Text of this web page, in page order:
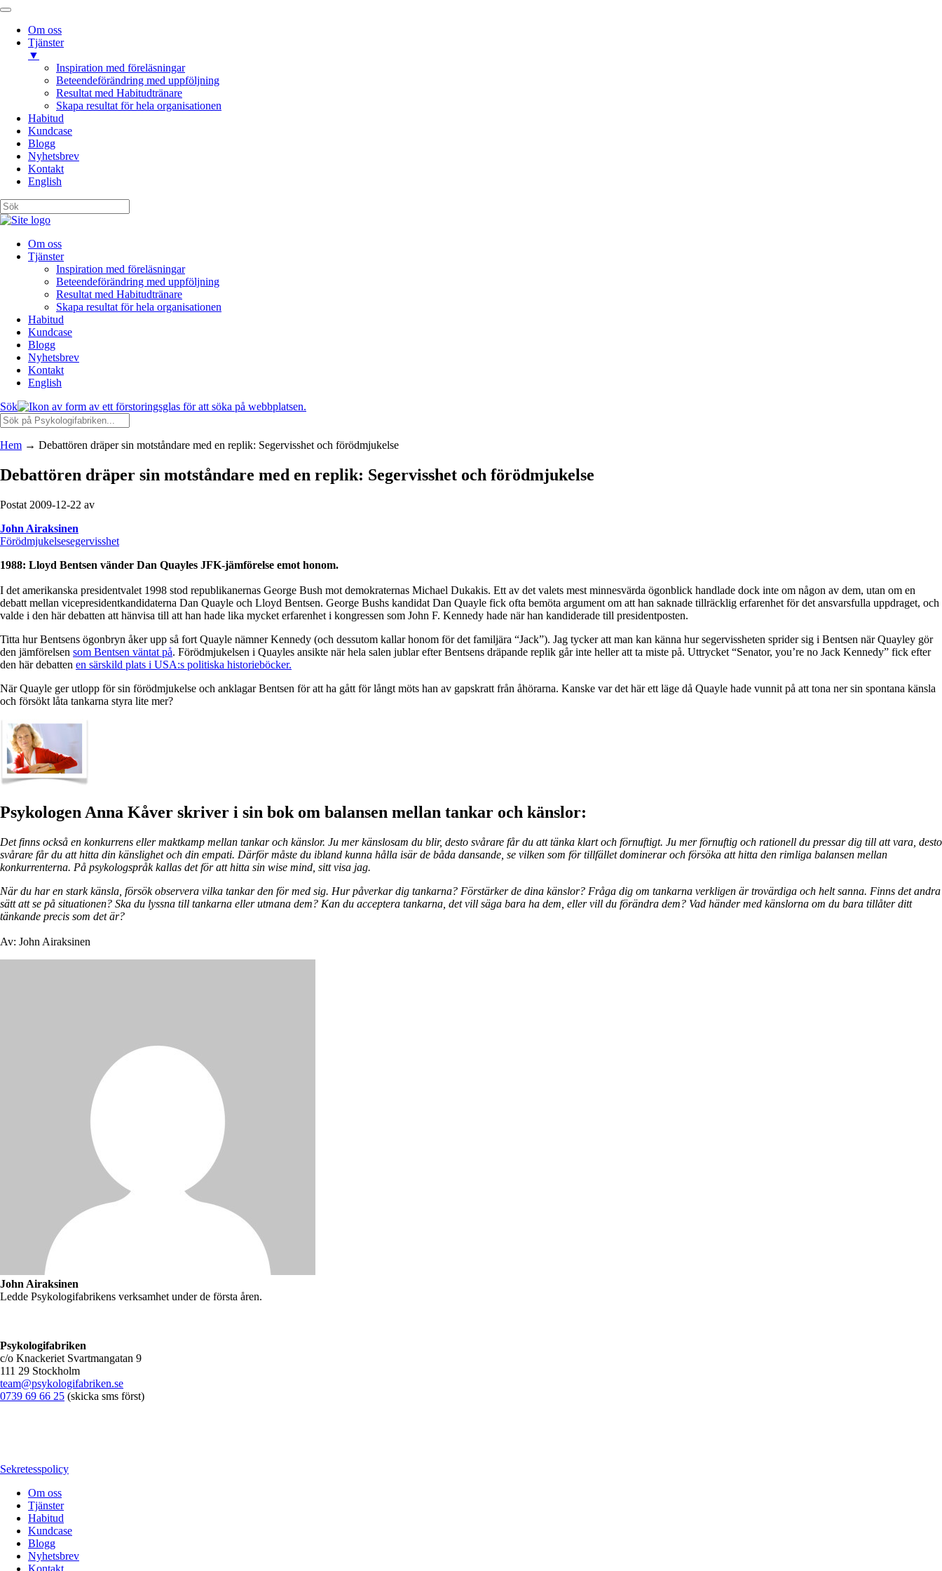
Om oss
Tjänster
▼
Inspiration med föreläsningar
Beteendeförändring med uppföljning
Resultat med Habitudtränare
Skapa resultat för hela organisationen
Habitud
Kundcase
Blogg
Nyhetsbrev
Kontakt
English
Om oss
Tjänster
Inspiration med föreläsningar
Beteendeförändring med uppföljning
Resultat med Habitudtränare
Skapa resultat för hela organisationen
Habitud
Kundcase
Blogg
Nyhetsbrev
Kontakt
English
Sök
Hem → Debattören dräper sin motståndare med en replik: Segervisshet och förödmjukelse
Debattören dräper sin motståndare med en replik: Segervisshet och förödmjukelse
Postat 2009-12-22 av
John Airaksinen
Förödmjukelsesegervisshet
1988: Lloyd Bentsen vänder Dan Quayles JFK-jämförelse emot honom.
I det amerikanska presidentvalet 1998 stod republikanernas George Bush mot demokraternas Michael Dukakis. Ett av det valets mest minnesvärda ögonblick handlade dock inte om någon av dem, utan om en
debatt mellan vicepresidentkandidaterna Dan Quayle och Lloyd Bentsen. George Bushs kandidat Dan Quayle fick ofta bemöta argument om att han saknade tillräcklig erfarenhet för det ansvarsfulla uppdraget, och
valde i den här debatten att hänvisa till att han hade lika mycket erfarenhet i kongressen som John F. Kennedy hade när han kandiderade till presidentposten.
Titta hur Bentsens ögonbryn åker upp så fort Quayle nämner Kennedy (och dessutom kallar honom för det familjära “Jack”). Jag tycker att man kan känna hur segervissheten sprider sig i Bentsen när Quayley gör
den jämförelsen som Bentsen väntat på. Förödmjukelsen i Quayles ansikte när hela salen jublar efter Bentsens dräpande replik går inte heller att ta miste på. Uttrycket “Senator, you’re no Jack Kennedy” fick efter
den här debatten en särskild plats i USA:s politiska historieböcker.
När Quayle ger utlopp för sin förödmjukelse och anklagar Bentsen för att ha gått för långt möts han av gapskratt från åhörarna. Kanske var det här ett läge då Quayle hade vunnit på att tona ner sin spontana känsla
och försökt låta tankarna styra lite mer?
Psykologen Anna Kåver skriver i sin bok om balansen mellan tankar och känslor:
Det finns också en konkurrens eller maktkamp mellan tankar och känslor. Ju mer känslosam du blir, desto svårare får du att tänka klart och förnuftigt. Ju mer förnuftig och rationell du pressar dig till att vara, desto
svårare får du att hitta din känslighet och din empati. Därför måste du ibland kunna hålla isär de båda dansande, se vilken som för tillfället dominerar och försöka att hitta den rimliga balansen mellan
konkurrenterna. På psykologspråk kallas det för att hitta sin wise mind, sitt visa jag.
När du har en stark känsla, försök observera vilka tankar den för med sig. Hur påverkar dig tankarna? Förstärker de dina känslor? Fråga dig om tankarna verkligen är trovärdiga och helt sanna. Finns det andra
sätt att se på situationen? Ska du lyssna till tankarna eller utmana dem? Kan du acceptera tankarna, det vill säga bara ha dem, eller vill du förändra dem? Vad händer med känslorna om du bara tillåter ditt
tänkande precis som det är?
Av: John Airaksinen
John Airaksinen
Ledde Psykologifabrikens verksamhet under de första åren.
Psykologifabriken
c/o Knackeriet Svartmangatan 9
111 29 Stockholm
team@psykologifabriken.se
0739 69 66 25 (skicka sms först)
Sekretesspolicy
Om oss
Tjänster
Habitud
Kundcase
Blogg
Nyhetsbrev
Kontakt